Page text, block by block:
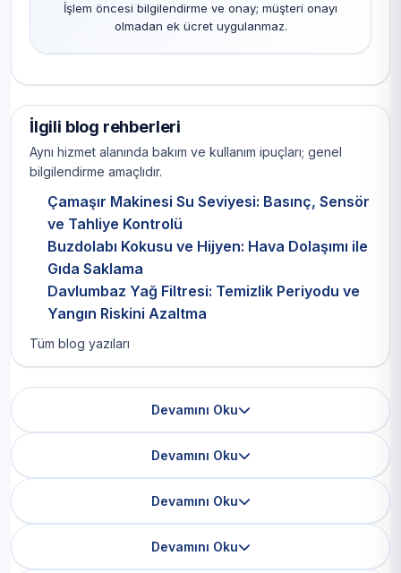
İşlem öncesi bilgilendirme ve onay; müşteri onayı
olmadan ek ücret uygulanmaz.
İlgili blog rehberleri
Aynı hizmet alanında bakım ve kullanım ipuçları; genel
bilgilendirme amaçlıdır.
Çamaşır Makinesi Su Seviyesi: Basınç, Sensör
ve Tahliye Kontrolü
Buzdolabı Kokusu ve Hijyen: Hava Dolaşımı ile
Gıda Saklama
Davlumbaz Yağ Filtresi: Temizlik Periyodu ve
Yangın Riskini Azaltma
Tüm blog yazıları
Devamını Oku
Devamını Oku
Devamını Oku
Devamını Oku